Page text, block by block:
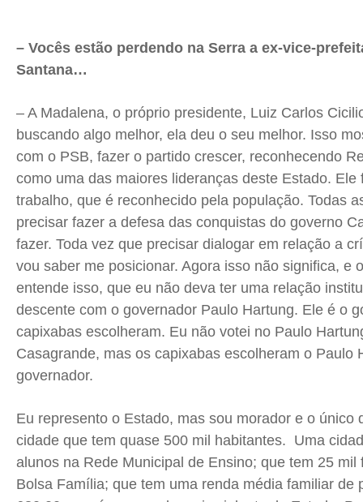
– Vocês estão perdendo na Serra a ex-vice-
Santana…
– A Madalena, o próprio presidente, Luiz Carlos
buscando algo melhor, ela deu o seu melhor. Isso
com o PSB, fazer o partido crescer, reconhecendo
como uma das maiores lideranças deste Estado. Ele
trabalho, que é reconhecido pela população. Todas
precisar fazer a defesa das conquistas do governo
fazer. Toda vez que precisar dialogar em relação a
vou saber me posicionar. Agora isso não significa, e
entende isso, que eu não deva ter uma relação
descente com o governador Paulo Hartung. Ele é o
capixabas escolheram. Eu não votei no Paulo
Casagrande, mas os capixabas escolheram o Paulo
governador.
Eu represento o Estado, mas sou morador e o único
cidade que tem quase 500 mil habitantes. Uma
alunos na Rede Municipal de Ensino; que tem 25 mil
Bolsa Família; que tem uma renda média familiar de